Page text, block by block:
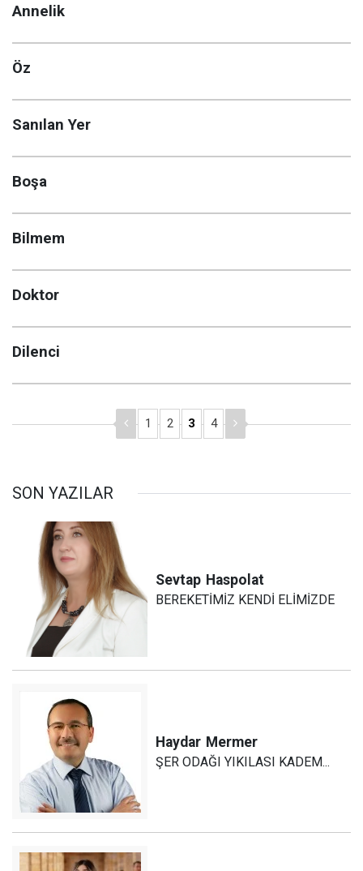
Annelik
Öz
Sanılan Yer
Boşa
Bilmem
Doktor
Dilenci
1 2 3 4
SON YAZILAR
Sevtap Haspolat
BEREKETİMİZ KENDİ ELİMİZDE
Haydar Mermer
ŞER ODAĞI YIKILASI KADEM...